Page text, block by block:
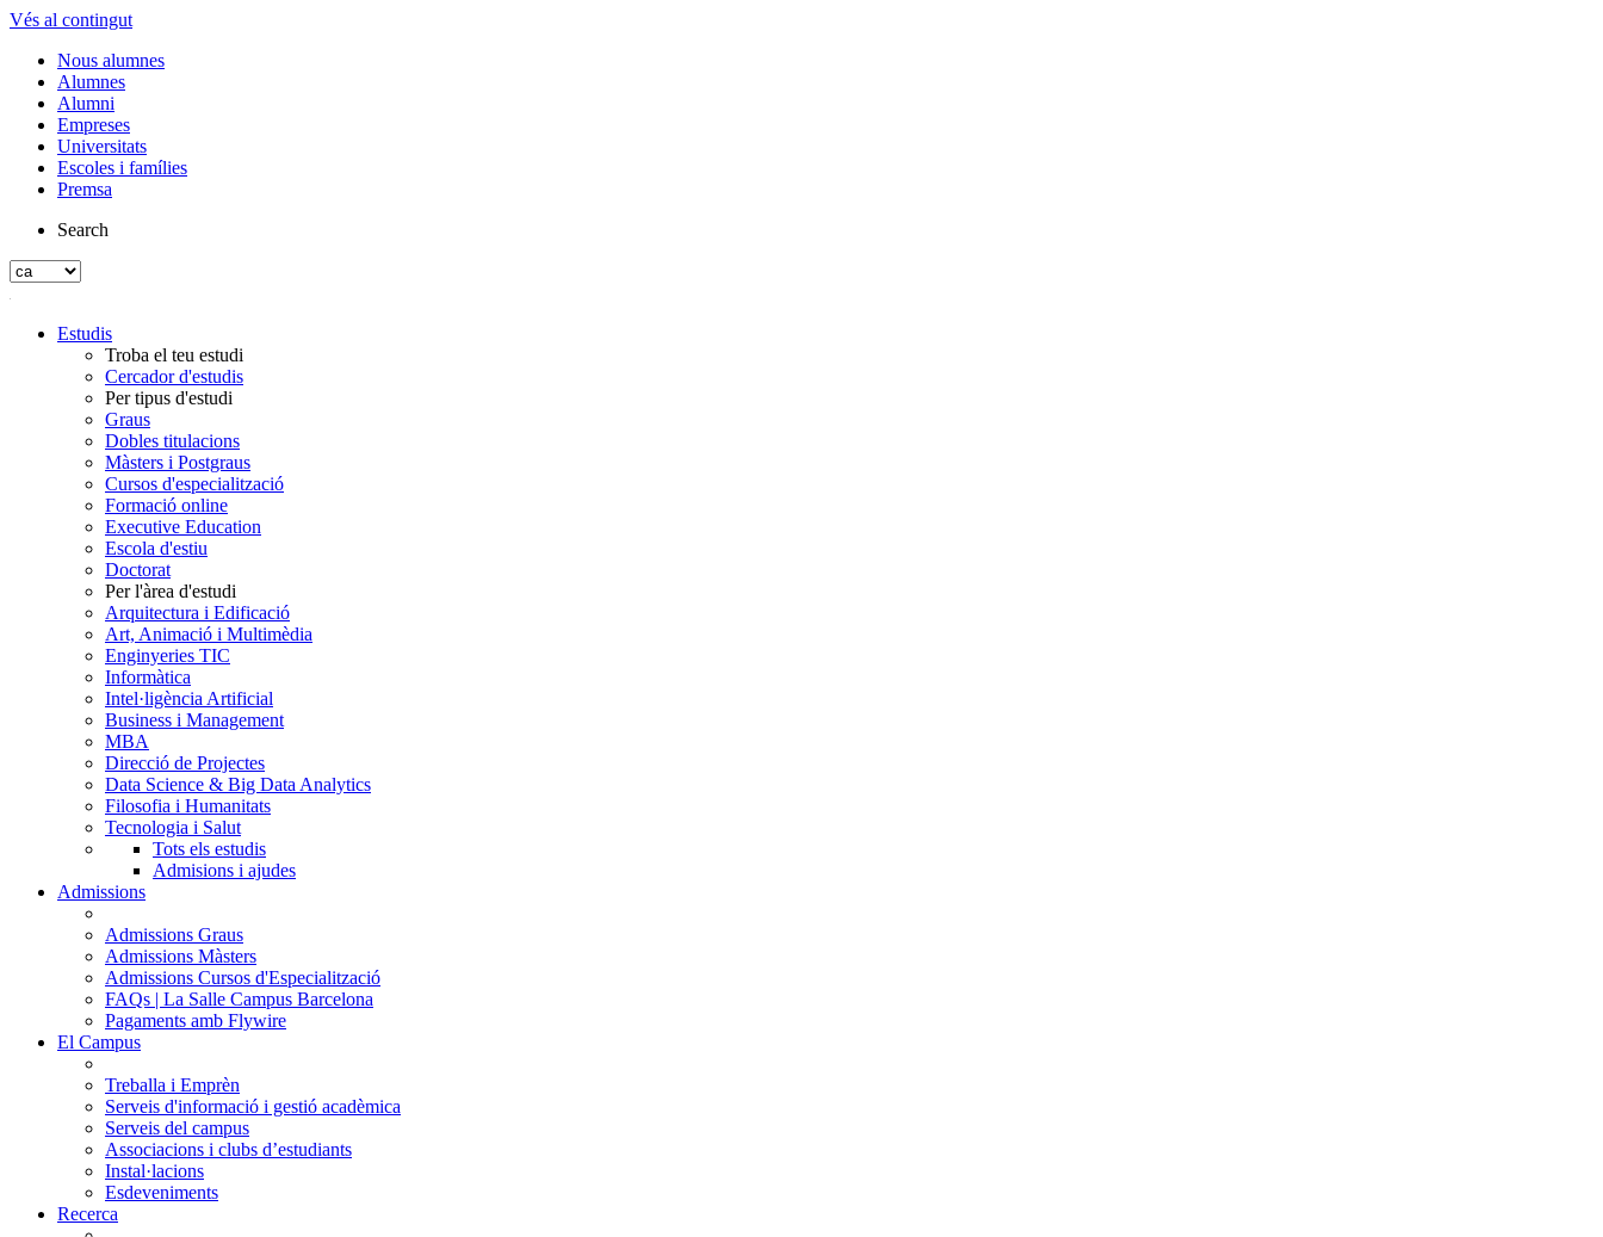
Vés al contingut
Nous alumnes
Alumnes
Alumni
Empreses
Universitats
Escoles i famílies
Premsa
Search
Estudis
Troba el teu estudi
Cercador d'estudis
Per tipus d'estudi
Graus
Dobles titulacions
Màsters i Postgraus
Cursos d'especialització
Formació online
Executive Education
Escola d'estiu
Doctorat
Per l'àrea d'estudi
Arquitectura i Edificació
Art, Animació i Multimèdia
Enginyeries TIC
Informàtica
Intel·ligència Artificial
Business i Management
MBA
Direcció de Projectes
Data Science & Big Data Analytics
Filosofia i Humanitats
Tecnologia i Salut
Tots els estudis
Admisions i ajudes
Admissions
Admissions Graus
Admissions Màsters
Admissions Cursos d'Especialització
FAQs | La Salle Campus Barcelona
Pagaments amb Flywire
El Campus
Treballa i Emprèn
Serveis d'informació i gestió acadèmica
Serveis del campus
Associacions i clubs d’estudiants
Instal·lacions
Esdeveniments
Recerca